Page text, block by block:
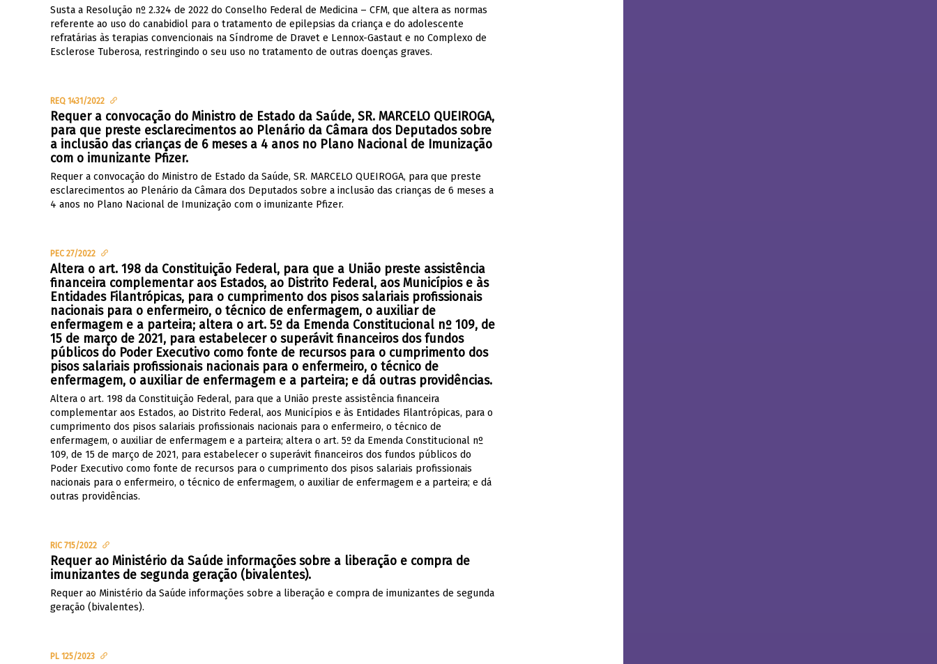
Susta a Resolução nº 2.324 de 2022 do Conselho Federal de Medicina – CFM, que altera as normas
referente ao uso do canabidiol para o tratamento de epilepsias da criança e do adolescente
refratárias às terapias convencionais na Síndrome de Dravet e Lennox-Gastaut e no Complexo de
Esclerose Tuberosa, restringindo o seu uso no tratamento de outras doenças graves.
REQ 1431/2022
Requer a convocação do Ministro de Estado da Saúde, SR. MARCELO QUEIROGA,
para que preste esclarecimentos ao Plenário da Câmara dos Deputados sobre
a inclusão das crianças de 6 meses a 4 anos no Plano Nacional de Imunização
com o imunizante Pfizer.
Requer a convocação do Ministro de Estado da Saúde, SR. MARCELO QUEIROGA, para que preste
esclarecimentos ao Plenário da Câmara dos Deputados sobre a inclusão das crianças de 6 meses a
4 anos no Plano Nacional de Imunização com o imunizante Pfizer.
PEC 27/2022
Altera o art. 198 da Constituição Federal, para que a União preste assistência
financeira complementar aos Estados, ao Distrito Federal, aos Municípios e às
Entidades Filantrópicas, para o cumprimento dos pisos salariais profissionais
nacionais para o enfermeiro, o técnico de enfermagem, o auxiliar de
enfermagem e a parteira; altera o art. 5º da Emenda Constitucional nº 109, de
15 de março de 2021, para estabelecer o superávit financeiros dos fundos
públicos do Poder Executivo como fonte de recursos para o cumprimento dos
pisos salariais profissionais nacionais para o enfermeiro, o técnico de
enfermagem, o auxiliar de enfermagem e a parteira; e dá outras providências.
Altera o art. 198 da Constituição Federal, para que a União preste assistência financeira
complementar aos Estados, ao Distrito Federal, aos Municípios e às Entidades Filantrópicas, para o
cumprimento dos pisos salariais profissionais nacionais para o enfermeiro, o técnico de
enfermagem, o auxiliar de enfermagem e a parteira; altera o art. 5º da Emenda Constitucional nº
109, de 15 de março de 2021, para estabelecer o superávit financeiros dos fundos públicos do
Poder Executivo como fonte de recursos para o cumprimento dos pisos salariais profissionais
nacionais para o enfermeiro, o técnico de enfermagem, o auxiliar de enfermagem e a parteira; e dá
outras providências.
RIC 715/2022
Requer ao Ministério da Saúde informações sobre a liberação e compra de
imunizantes de segunda geração (bivalentes).
Requer ao Ministério da Saúde informações sobre a liberação e compra de imunizantes de segunda
geração (bivalentes).
PL 125/2023